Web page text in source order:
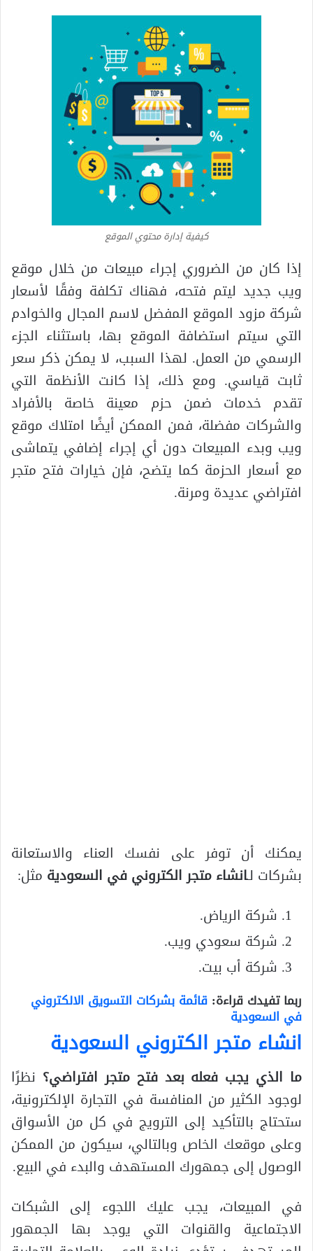
كيفية إدارة محتوي الموقع
إذا كان من الضروري إجراء مبيعات من خلال موقع
ويب جديد ليتم فتحه، فهناك تكلفة وفقًا لأسعار
شركة مزود الموقع المفضل لاسم المجال والخوادم
التي سيتم استضافة الموقع بها، باستثناء الجزء
الرسمي من العمل. لهذا السبب، لا يمكن ذكر سعر
ثابت قياسي. ومع ذلك، إذا كانت الأنظمة التي
تقدم خدمات ضمن حزم معينة خاصة بالأفراد
والشركات مفضلة، فمن الممكن أيضًا امتلاك موقع
ويب وبدء المبيعات دون أي إجراء إضافي يتماشى
مع أسعار الحزمة كما يتضح، فإن خيارات فتح متجر
افتراضي عديدة ومرنة.
يمكنك أن توفر على نفسك العناء والاستعانة
بشركات لـانشاء متجر الكتروني في السعودية مثل:
شركة الرياض.
شركة سعودي ويب.
شركة أب بيت.
ربما تفيدك قراءة: قائمة بشركات التسويق الالكتروني
في السعودية
انشاء متجر الكتروني السعودية
ما الذي يجب فعله بعد فتح متجر افتراضي؟ نظرًا
لوجود الكثير من المنافسة في التجارة الإلكترونية،
ستحتاج بالتأكيد إلى الترويج في كل من الأسواق
وعلى موقعك الخاص وبالتالي، سيكون من الممكن
الوصول إلى جمهورك المستهدف والبدء في البيع.
في المبيعات، يجب عليك اللجوء إلى الشبكات
الاجتماعية والقنوات التي يوجد بها الجمهور